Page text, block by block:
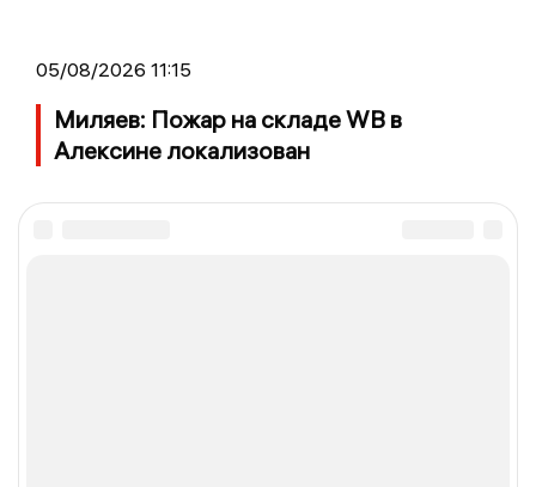
05/08/2026 11:15
Миляев: Пожар на складе WB в
Алексине локализован